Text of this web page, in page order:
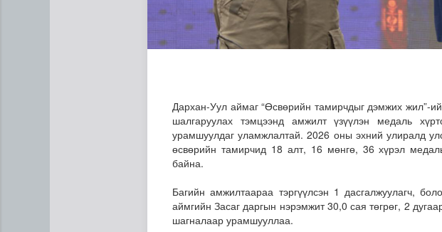
Дархан-Уул аймаг “Өсвөрийн тамирчдыг дэмжих жил”-
шалгаруулах тэмцээнд амжилт үзүүлэн медаль
урамшуулдаг уламжлалтай. 2026 оны эхний улиралд
өсвөрийн тамирчид 18 алт, 16 мөнгө, 36 хүрэл
байна.
Багийн амжилтаараа тэргүүлсэн 1 дасгалжуулагч,
аймгийн Засаг даргын нэрэмжит 30,0 сая төгрөг, 2
шагналаар урамшууллаа.